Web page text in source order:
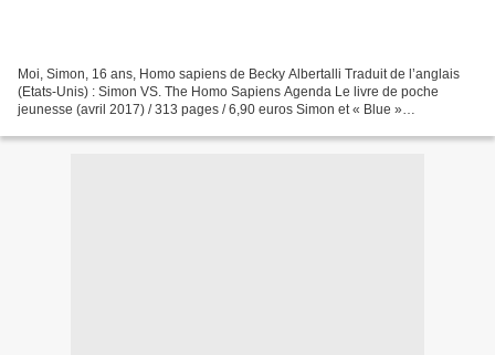
Moi, Simon, 16 ans, Homo sapiens de Becky Albertalli Traduit de l’anglais
(Etats-Unis) : Simon VS. The Homo Sapiens Agenda Le livre de poche
jeunesse (avril 2017) / 313 pages / 6,90 euros Simon et « Blue »